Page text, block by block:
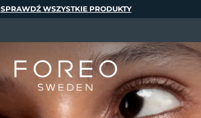
SPRAWDŹ WSZYSTKIE PRODUKTY